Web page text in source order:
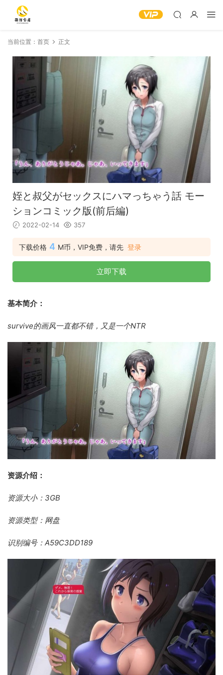
当前位置： 首页 正文
姪と叔父がセックスにハマっちゃう話 モー
ションコミック版(前后編)
2022-02-14 357
下载价格 4 M币，VIP免费，请先 登录
立即下载
基本简介：
survive的画风一直都不错，又是一个NTR
资源介绍：
资源大小：3GB
资源类型：网盘
识别编号：A59C3DD189